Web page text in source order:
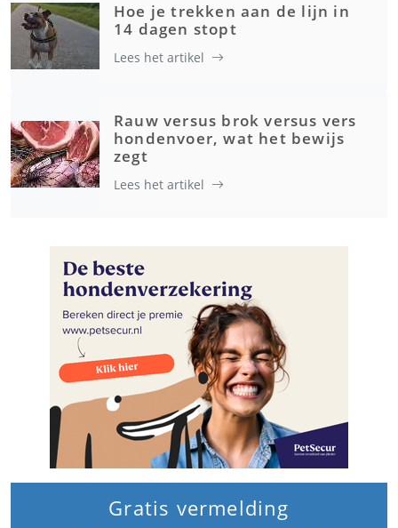
Hoe je trekken aan de lijn in
14 dagen stopt
Lees het artikel
Rauw versus brok versus vers
hondenvoer, wat het bewijs
zegt
Lees het artikel
Gratis vermelding